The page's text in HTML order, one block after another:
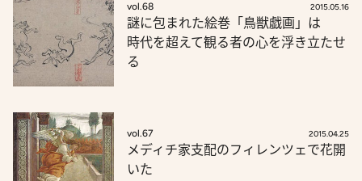
vol.68 2015.05.16
謎に包まれた絵巻「鳥獣戯画」は
時代を超えて観る者の心を浮き立たせ
る
vol.67 2015.04.25
メディチ家支配のフィレンツェで花開
いた